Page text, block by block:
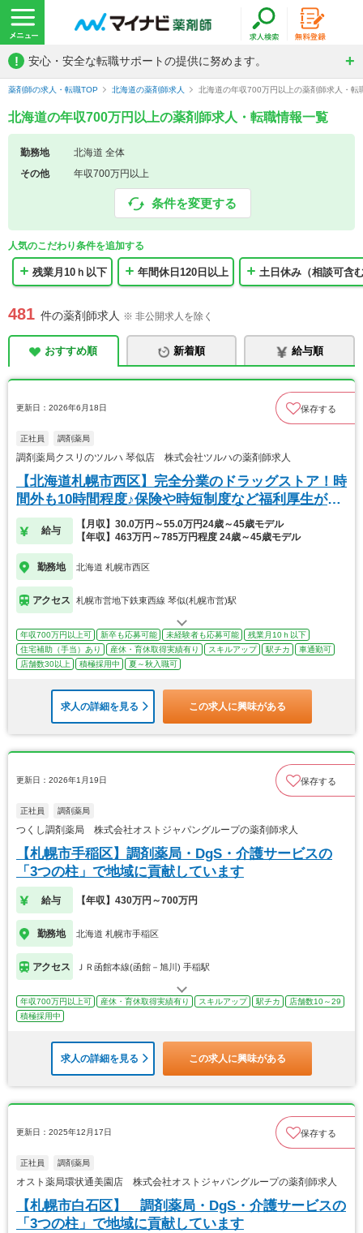
! 安心・安全な転職サポートの提供に努めます。
薬剤師の求人・転職TOP 北海道の薬剤師求人 北海道の年収700万円以上の薬剤師求人・転
北海道の年収700万円以上の薬剤師求人・転職情報一覧
勤務地
北海道 全体
その他
年収700万円以上
条件を変更する
人気のこだわり条件を追加する
残業月10ｈ以下 年間休日120日以上 土日休み（相談可含
481 件の薬剤師求人 ※ 非公開求人を除く
おすすめ順 新着順 給与順
更新日：2026年6月18日 保存する
正社員 調剤薬局
調剤薬局クスリのツルハ 琴似店 株式会社ツルハの薬剤師求人
【北海道札幌市西区】完全分業のドラッグストア！時
間外も10時間程度♪保険や時短制度など福利厚生が充
実
給与
【月収】30.0万円～55.0万円24歳～45歳モデル
【年収】463万円～785万円程度 24歳～45歳モデル
勤務地 北海道 札幌市西区
アクセス 札幌市営地下鉄東西線 琴似(札幌市営)駅
年収700万円以上可 新卒も応募可能 未経験者も応募可能
残業月10ｈ以下
住宅補助（手当）あり
産休・育休取得実績有り スキルアップ 駅チカ
車通勤可
店舗数30以上
積極採用中 夏～秋入職可
求人の詳細を見る この求人に興味がある
更新日：2026年1月19日 保存する
正社員 調剤薬局
つくし調剤薬局 株式会社オストジャパングループの薬剤師求人
【札幌市手稲区】調剤薬局・DgS・介護サービスの
「3つの柱」で地域に貢献しています
給与 【年収】430万円～700万円
勤務地 北海道 札幌市手稲区
アクセス ＪＲ函館本線(函館－旭川) 手稲駅
年収700万円以上可 産休・育休取得実績有り スキルアップ 駅チカ
店舗数10～29
積極採用中
求人の詳細を見る この求人に興味がある
更新日：2025年12月17日 保存する
正社員 調剤薬局
オスト薬局環状通美園店 株式会社オストジャパングループの薬剤師求人
【札幌市白石区】 調剤薬局・DgS・介護サービスの
「3つの柱」で地域に貢献しています